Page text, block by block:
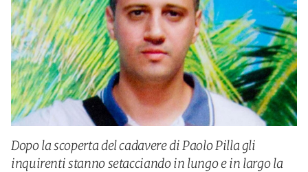
Dopo la scoperta del cadavere di Paolo Pilla gli
inquirenti stanno setacciando in lungo e in largo la